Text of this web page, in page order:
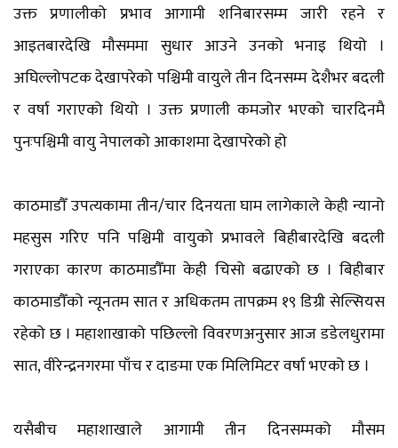
उक्त प्रणालीको प्रभाव आगामी शनिबारसम्म जारी रहने र
आइतबारदेखि मौसममा सुधार आउने उनको भनाइ थियो ।
अघिल्लोपटक देखापरेको पश्चिमी वायुले तीन दिनसम्म देशैभर बदली
र वर्षा गराएको थियो । उक्त प्रणाली कमजोर भएको चारदिनमै
पुनःपश्चिमी वायु नेपालको आकाशमा देखापरेको हो
काठमाडौँ उपत्यकामा तीन/चार दिनयता घाम लागेकाले केही न्यानो
महसुस गरिए पनि पश्चिमी वायुको प्रभावले बिहीबारदेखि बदली
गराएका कारण काठमाडौँमा केही चिसो बढाएको छ । बिहीबार
काठमाडौँको न्यूनतम सात र अधिकतम तापक्रम १९ डिग्री सेल्सियस
रहेको छ । महाशाखाको पछिल्लो विवरणअनुसार आज डडेलधुरामा
सात, वीरेन्द्रनगरमा पाँच र दाङमा एक मिलिमिटर वर्षा भएको छ ।
यसैबीच महाशाखाले आगामी तीन दिनसम्मको मौसम